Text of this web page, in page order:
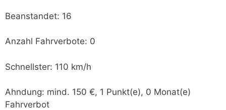
Beanstandet: 16
Anzahl Fahrverbote: 0
Schnellster: 110 km/h
Ahndung: mind. 150 €, 1 Punkt(e), 0 Monat(e)
Fahrverbot